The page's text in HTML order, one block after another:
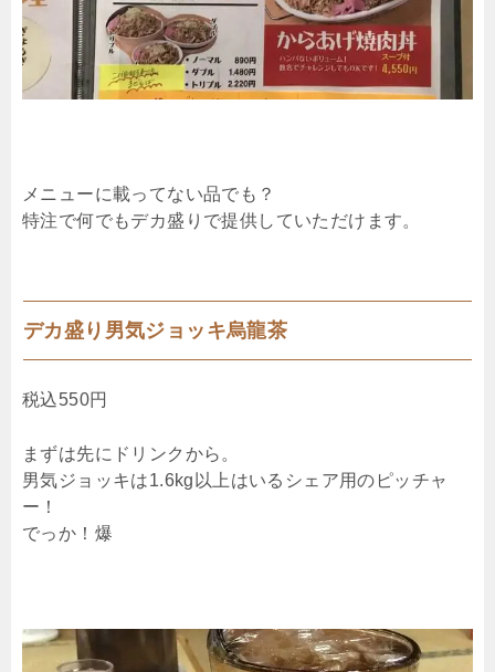
メニューに載ってない品でも？
特注で何でもデカ盛りで提供していただけます。
デカ盛り男気ジョッキ烏龍茶
税込550円
まずは先にドリンクから。
男気ジョッキは1.6kg以上はいるシェア用のピッチャ
ー！
でっか！爆